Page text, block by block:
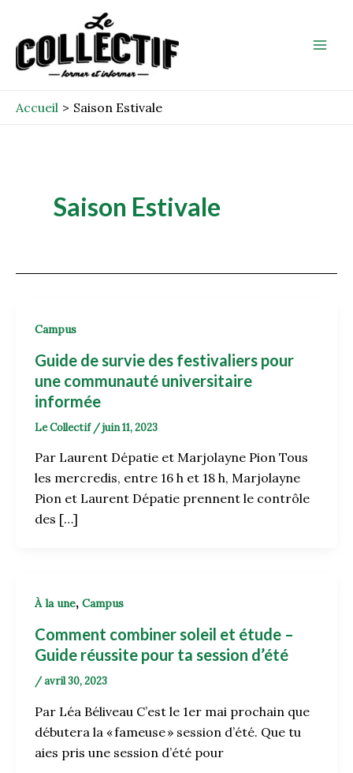
contenu
Accueil Saison Estivale
Saison Estivale
Campus
Guide de survie des festivaliers pour
une communauté universitaire
informée
Le Collectif /juin 11, 2023
Par Laurent Dépatie et Marjolayne Pion Tous
les mercredis, entre 16 h et 18 h, Marjolayne
Pion et Laurent Dépatie prennent le contrôle
des […]
À la une, Campus
Comment combiner soleil et étude –
Guide réussite pour ta session d’été
/avril 30, 2023
Par Léa Béliveau C’est le 1er mai prochain que
débutera la « fameuse » session d’été. Que tu
aies pris une session d’été pour